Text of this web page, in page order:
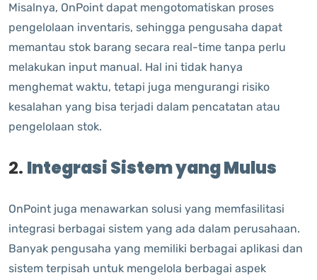
Misalnya, OnPoint dapat mengotomatiskan proses
pengelolaan inventaris, sehingga pengusaha dapat
memantau stok barang secara real-time tanpa perlu
melakukan input manual. Hal ini tidak hanya
menghemat waktu, tetapi juga mengurangi risiko
kesalahan yang bisa terjadi dalam pencatatan atau
pengelolaan stok.
2. Integrasi Sistem yang Mulus
OnPoint juga menawarkan solusi yang memfasilitasi
integrasi berbagai sistem yang ada dalam perusahaan.
Banyak pengusaha yang memiliki berbagai aplikasi dan
sistem terpisah untuk mengelola berbagai aspek